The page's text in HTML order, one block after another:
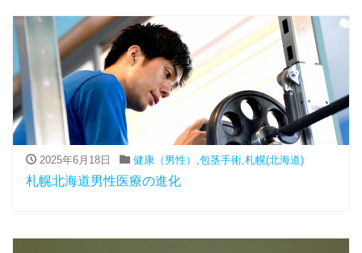
2025年6月18日 健康（男性） ,包茎手術,札幌(北海道)
札幌北海道男性医療の進化